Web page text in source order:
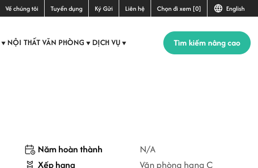
Về chúng tôi Tuyển dụng Ký Gửi Liên hệ Chọn đi xem [0] English
▼ NỘI THẤT VĂN PHÒNG ▼ DỊCH VỤ ▼ Tìm kiếm nâng cao
Năm hoàn thành
N/A
Xếp hạng
Văn phòng hạng C